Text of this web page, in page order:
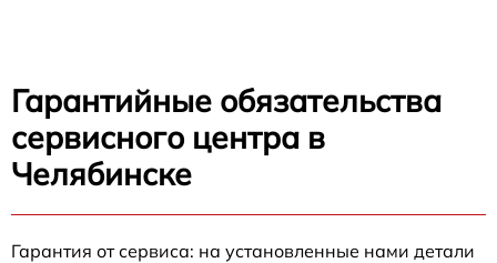
Гарантийные обязательства
сервисного центра в
Челябинске
Гарантия от сервиса: на установленные нами детали